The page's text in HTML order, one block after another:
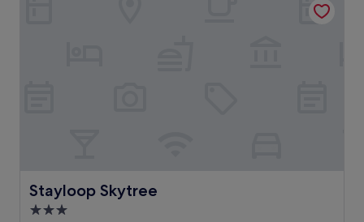
Stayloop Skytree
Stayloop Skytree
3.0-